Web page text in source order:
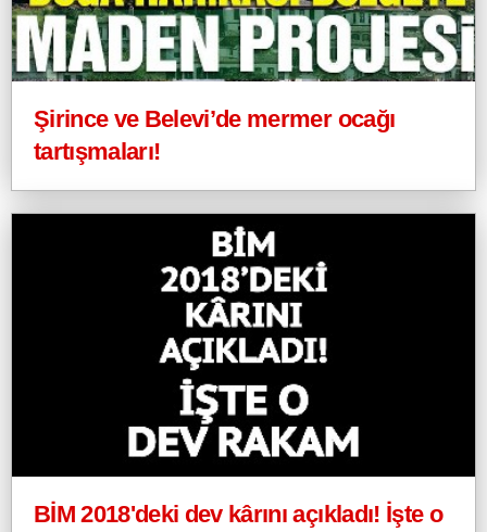
Şirince ve Belevi’de mermer ocağı
tartışmaları!
BİM 2018'deki dev kârını açıkladı! İşte o